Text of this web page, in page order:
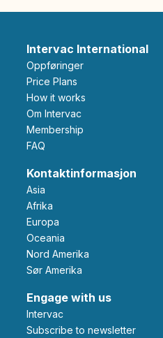
Intervac International
Oppføringer
Price Plans
How it works
Om Intervac
Membership
FAQ
Kontaktinformasjon
Asia
Afrika
Europa
Oceania
Nord Amerika
Sør Amerika
Engage with us
Intervac
Subscribe to newsletter